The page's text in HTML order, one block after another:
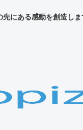
にある感動を創造しま